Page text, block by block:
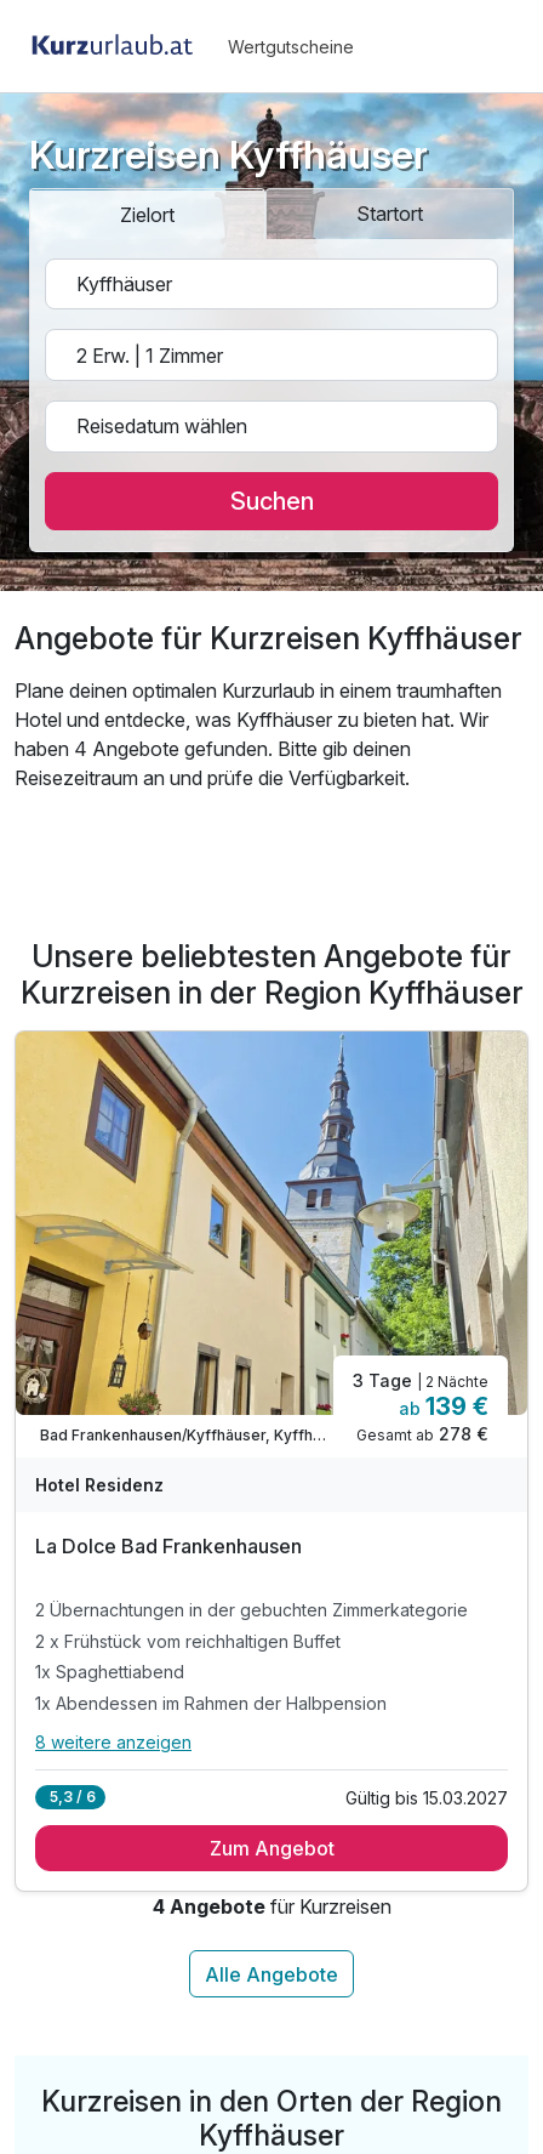
Wertgutscheine
Kurzreisen Kyffhäuser
Zielort Startort
Suchen
Angebote für Kurzreisen Kyffhäuser
Plane deinen optimalen Kurzurlaub in einem traumhaften
Hotel und entdecke, was Kyffhäuser zu bieten hat. Wir
haben 4 Angebote gefunden. Bitte gib deinen
Reisezeitraum an und prüfe die Verfügbarkeit.
Unsere beliebtesten Angebote für
Kurzreisen in der Region Kyffhäuser
Bad Frankenhausen/Kyffhäuser, Kyffhäuser
3 Tage | 2 Nächte
ab 139 €
Gesamt ab 278 €
Hotel Residenz
La Dolce Bad Frankenhausen
2 Übernachtungen in der gebuchten Zimmerkategorie
2 x Frühstück vom reichhaltigen Buffet
1x Spaghettiabend
1x Abendessen im Rahmen der Halbpension
Alle Inklusivleistungen
2 x Frühstück vom reichhaltigen Buffet
1x Abendessen im Rahmen der Halbpension
1 x italienischer Eiszauber
inkl. Nutzung Schwimmbad mit
Dampfbad, Biosauna, Finnische Sauna, Eisbrunnen,
8 weitere anzeigen
5,3 / 6 Gültig bis 15.03.2027
Zum Angebot
4 Angebotefür Kurzreisen
Kurzreisen in den Orten der Region
Kyffhäuser